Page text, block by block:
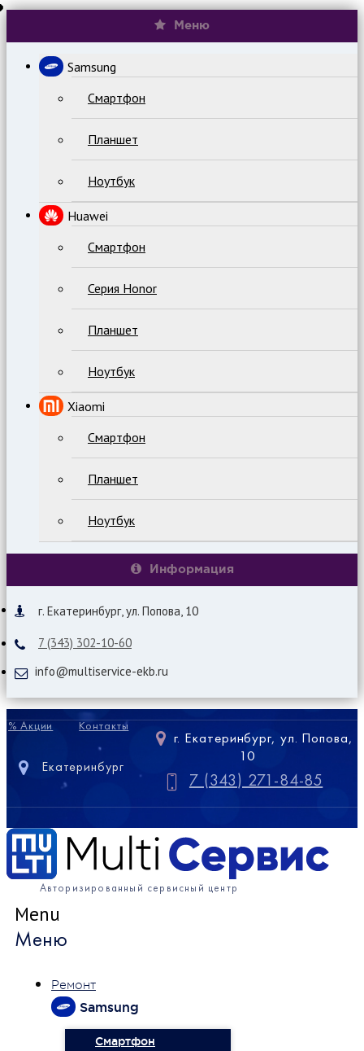
Меню
Samsung
Смартфон
Планшет
Ноутбук
Huawei
Смартфон
Серия Honor
Планшет
Ноутбук
Xiaomi
Смартфон
Планшет
Ноутбук
Информация
г. Екатеринбург, ул. Попова, 10
7 (343) 302-10-60
info@multiservice-ekb.ru
% Акции Контакты
Екатеринбург
г. Екатеринбург, ул. Попова,
10
7 (343) 271-84-85
Авторизированный сервисный центр
Menu
Меню
Ремонт
Samsung
Смартфон